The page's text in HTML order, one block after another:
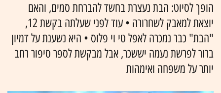
הופך לסיוט: הבת נעצרת בחשד להברחת סמים, והאם
יוצאת למאבק לשחרורה • עוד לפני שעלתה בקשת 12,
"הבת" כבר נמכרה לאפל טי וי פלוס • היא נשענת על דמיון
ברור לפרשת נעמה יששכר, אבל מבקשת לספר סיפור רחב
יותר על משפחה ואימהות